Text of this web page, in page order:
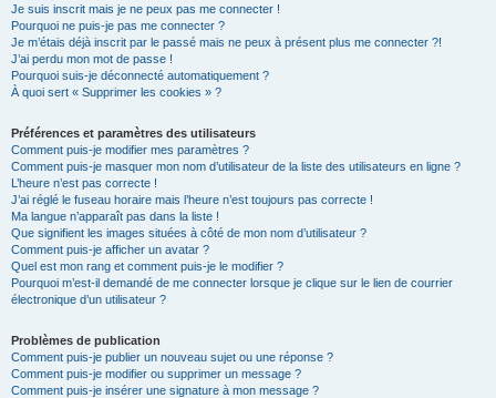
Je suis inscrit mais je ne peux pas me connecter !
Pourquoi ne puis-je pas me connecter ?
Je m’étais déjà inscrit par le passé mais ne peux à présent plus me connecter ?!
J’ai perdu mon mot de passe !
Pourquoi suis-je déconnecté automatiquement ?
À quoi sert « Supprimer les cookies » ?
Préférences et paramètres des utilisateurs
Comment puis-je modifier mes paramètres ?
Comment puis-je masquer mon nom d’utilisateur de la liste des utilisateurs en ligne ?
L’heure n’est pas correcte !
J’ai réglé le fuseau horaire mais l’heure n’est toujours pas correcte !
Ma langue n’apparaît pas dans la liste !
Que signifient les images situées à côté de mon nom d’utilisateur ?
Comment puis-je afficher un avatar ?
Quel est mon rang et comment puis-je le modifier ?
Pourquoi m’est-il demandé de me connecter lorsque je clique sur le lien de courrier
électronique d’un utilisateur ?
Problèmes de publication
Comment puis-je publier un nouveau sujet ou une réponse ?
Comment puis-je modifier ou supprimer un message ?
Comment puis-je insérer une signature à mon message ?